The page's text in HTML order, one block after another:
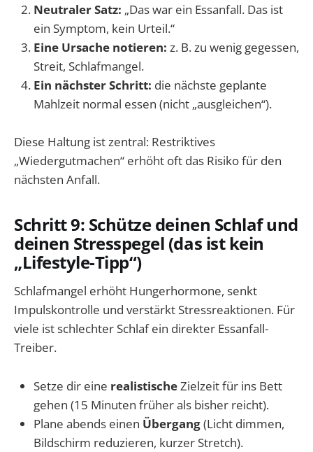
Neutraler Satz: „Das war ein Essanfall. Das ist
ein Symptom, kein Urteil.“
Eine Ursache notieren: z. B. zu wenig gegessen,
Streit, Schlafmangel.
Ein nächster Schritt: die nächste geplante
Mahlzeit normal essen (nicht „ausgleichen“).
Diese Haltung ist zentral: Restriktives
„Wiedergutmachen“ erhöht oft das Risiko für den
nächsten Anfall.
Schritt 9: Schütze deinen Schlaf und
deinen Stresspegel (das ist kein
„Lifestyle-Tipp“)
Schlafmangel erhöht Hungerhormone, senkt
Impulskontrolle und verstärkt Stressreaktionen. Für
viele ist schlechter Schlaf ein direkter Essanfall-
Treiber.
Setze dir eine realistischeZielzeit für ins Bett
gehen (15 Minuten früher als bisher reicht).
Plane abends einen Übergang(Licht dimmen,
Bildschirm reduzieren, kurzer Stretch).